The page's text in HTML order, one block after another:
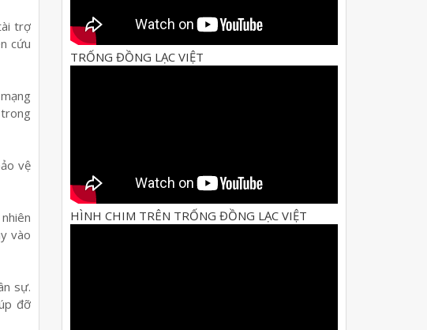
trợ
cứu
vệ
vào
sự.
đỡ
TRỐNG ĐỒNG LẠC VIỆT
HÌNH CHIM TRÊN TRỐNG ĐỒNG LẠC VIỆT